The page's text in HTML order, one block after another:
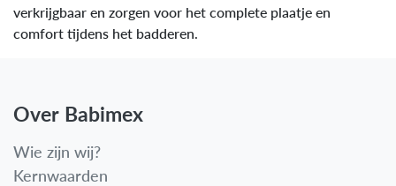
verkrijgbaar en zorgen voor het complete plaatje en
comfort tijdens het badderen.
Over Babimex
Wie zijn wij?
Kernwaarden